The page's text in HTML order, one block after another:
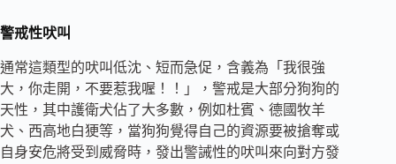
警戒性吠叫
通常這類型的吠叫低沈、短而急促，含義為「我很強
大，你走開，不要惹我喔！！」，警戒是大部分狗狗的
天性，其中護衛犬佔了大多數，例如杜賓、德國牧羊
犬、西高地白㹴等，當狗狗覺得自己的資源要被搶奪或
自身安危將受到威脅時，發出警誡性的吠叫來向對方發